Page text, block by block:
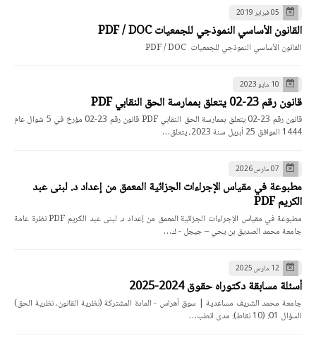
05 فبراير 2019
القانون الأساسي النموذجي للجمعيات PDF / DOC
القانون الأساسي النموذجي للجمعيات PDF / DOC
10 مايو 2023
قانون رقم 23-02 يتعلق بممارسة الحق النقابي PDF
قانون رقم 23-02 يتعلق بممارسة الحق النقابي PDF قانون رقم 23-02 مؤرخ في 5 شوال عام
1444 الموافق 25 أبريل سنة 2023، يتعلق…
07 مارس 2026
مطبوعة في مقياس الإجراءات الجزائية المعمق من إعداد د. لبنى عبد
الكريم PDF
مطبوعة في مقياس الإجراءات الجزائية المعمق من إعداد د. لبنى عبد الكريم PDF نظرة عامة
جامعة محمد الصديق بن يحي – جيجل - ك…
12 مارس 2025
أسئلة مسابقة دكتوراه حقوق 2024-2025
جامعة محمد الشريف مساعدية | سوق أهراس - المادة المشتركة (نظرية القانون، نظرية الحق)
السؤال 01: (10 نقاط): مدى انطب…